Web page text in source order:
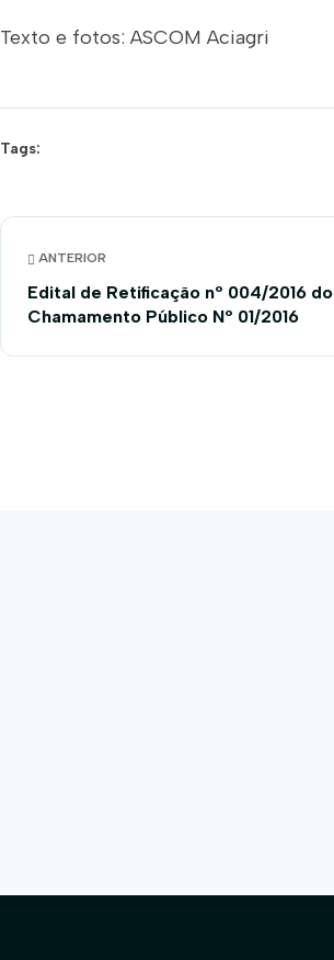
Texto e fotos: ASCOM Aciagri
Tags:
ANTERIOR
Edital de Retificação nº 004/2016 do
Chamamento Público Nº 01/2016